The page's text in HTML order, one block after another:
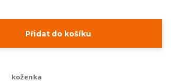
Přidat do košíku
koženka